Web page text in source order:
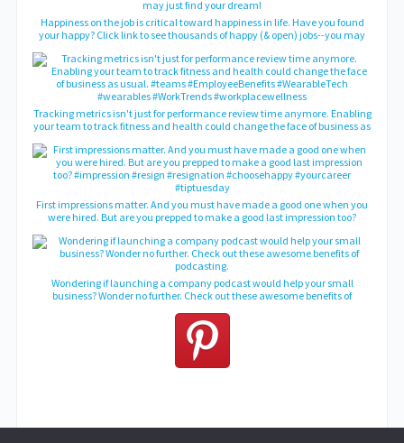
Happiness on the job is critical toward happiness in life. Have you found
your happy? Click link to see thousands of happy (& open) jobs--you may
Tracking metrics isn't just for performance review time anymore. Enabling
your team to track fitness and health could change the face of business as
#WorkTrends #workplacewellness
First impressions matter. And you must have made a good one when you
were hired. But are you prepped to make a good last impression too?
Wondering if launching a company podcast would help your small
business? Wonder no further. Check out these awesome benefits of